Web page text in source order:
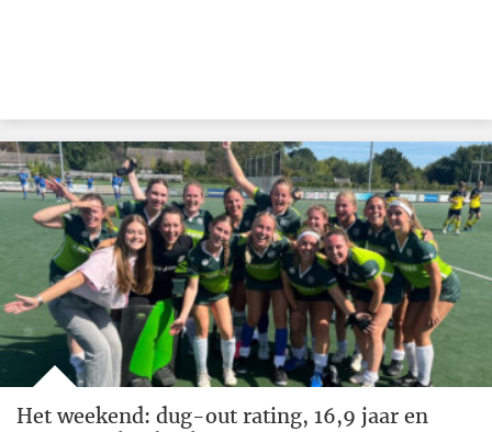
Het weekend: dug-out rating, 16,9 jaar en